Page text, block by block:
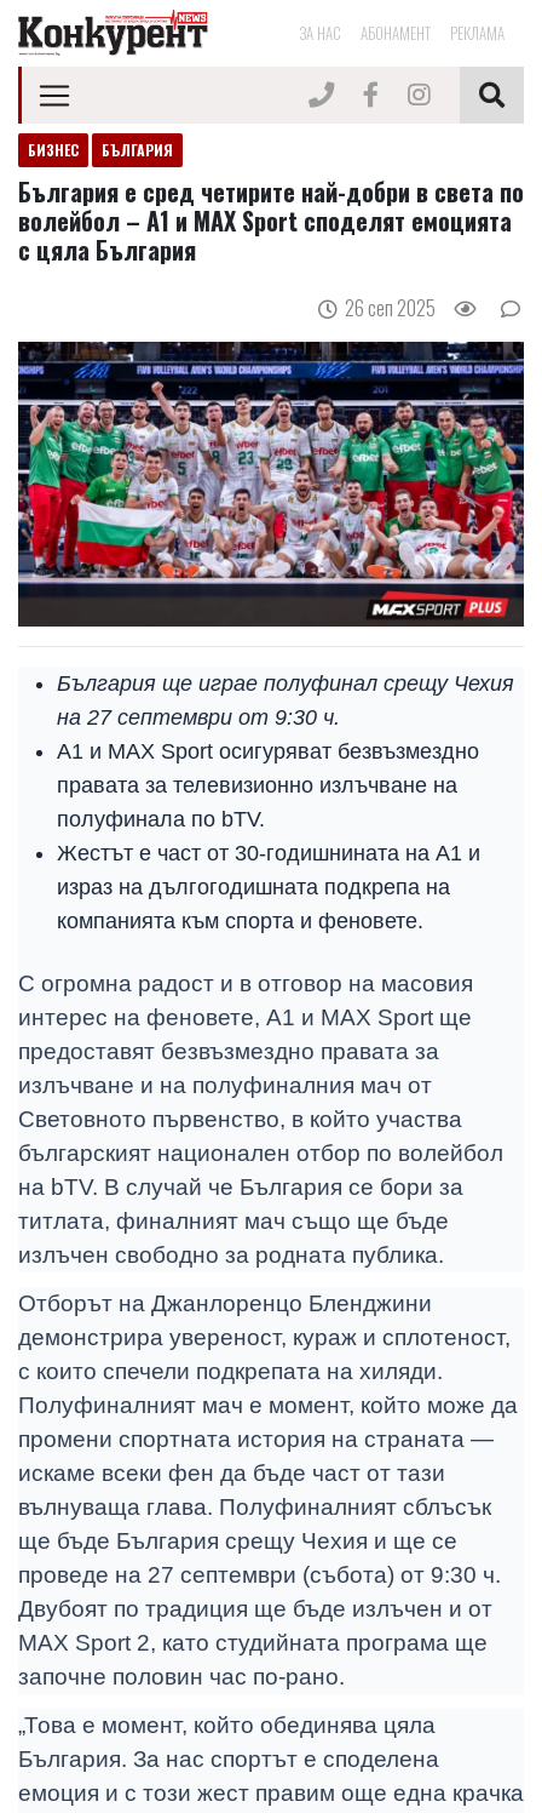
ЗА НАС АБОНАМЕНТ РЕКЛАМА
БИЗНЕС БЪЛГАРИЯ
България е сред четирите най-добри в света по
волейбол – А1 и MAX Sport споделят емоцията
с цяла България
26 сеп 2025
България ще играе полуфинал срещу Чехия
на 27 септември от 9:30 ч.
А1 и MAX Sport осигуряват безвъзмездно
правата за телевизионно излъчване на
полуфинала по bTV.
Жестът е част от 30-годишнината на А1 и
израз на дългогодишната подкрепа на
компанията към спорта и феновете.
С огромна радост и в отговор на масовия
интерес на феновете, А1 и MAX Sport ще
предоставят безвъзмездно правата за
излъчване и на полуфиналния мач от
Световното първенство, в който участва
българският национален отбор по волейбол
на bTV. В случай че България се бори за
титлата, финалният мач също ще бъде
излъчен свободно за родната публика.
Отборът на Джанлоренцо Бленджини
демонстрира увереност, кураж и сплотеност,
с които спечели подкрепата на хиляди.
Полуфиналният мач е момент, който може да
промени спортната история на страната —
искаме всеки фен да бъде част от тази
вълнуваща глава. Полуфиналният сблъсък
ще бъде България срещу Чехия и ще се
проведе на 27 септември (събота) от 9:30 ч.
Двубоят по традиция ще бъде излъчен и от
MAX Sport 2, като студийната програма ще
започне половин час по-рано.
„Това е момент, който обединява цяла
България. За нас спортът е споделена
емоция и с този жест правим още една крачка